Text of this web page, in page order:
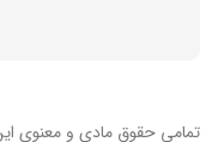
تمامی حقوق مادی و معنوی